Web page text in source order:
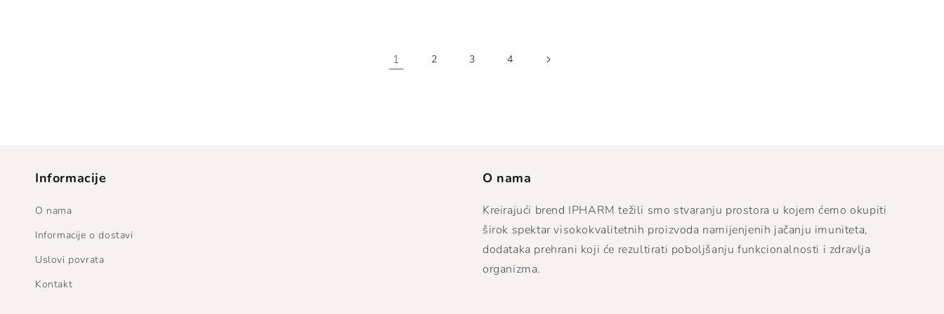
1 2 3 4
Informacije
O nama
Informacije o dostavi
Uslovi povrata
Kontakt
O nama
Kreirajući brend IPHARM težili smo stvaranju prostora u kojem ćemo okupiti
širok spektar visokokvalitetnih proizvoda namijenjenih jačanju imuniteta,
dodataka prehrani koji će rezultirati poboljšanju funkcionalnosti i zdravlja
organizma.